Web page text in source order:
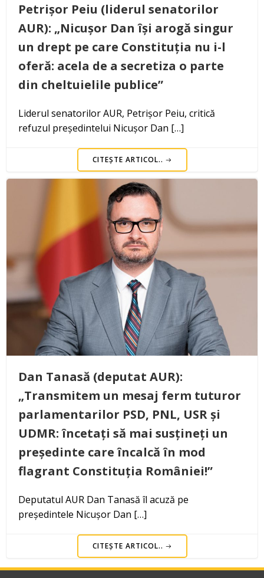
Petrișor Peiu (liderul senatorilor
AUR): „Nicușor Dan își arogă singur
un drept pe care Constituția nu i-l
oferă: acela de a secretiza o parte
din cheltuielile publice”
Liderul senatorilor AUR, Petrișor Peiu, critică
refuzul președintelui Nicușor Dan […]
CITEȘTE ARTICOL..
Dan Tanasă (deputat AUR):
„Transmitem un mesaj ferm tuturor
parlamentarilor PSD, PNL, USR și
UDMR: încetați să mai susțineți un
președinte care încalcă în mod
flagrant Constituția României!”
Deputatul AUR Dan Tanasă îl acuză pe
președintele Nicușor Dan […]
CITEȘTE ARTICOL..